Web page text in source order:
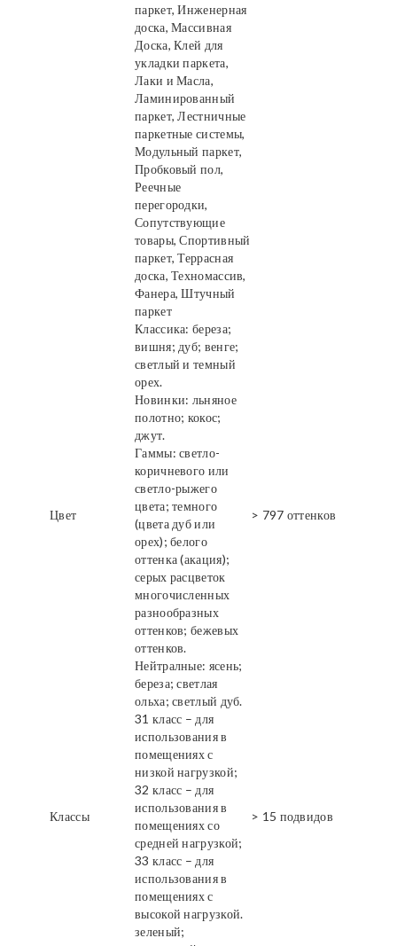
паркет, Инженерная
доска, Массивная
Доска, Клей для
укладки паркета,
Лаки и Масла,
Ламинированный
паркет, Лестничные
паркетные системы,
Модульный паркет,
Пробковый пол,
Реечные
перегородки,
Сопутствующие
товары, Спортивный
паркет, Террасная
доска, Техномассив,
Фанера, Штучный
паркет
Цвет
Классика: береза;
вишня; дуб; венге;
светлый и темный
орех.
Новинки: льняное
полотно; кокос;
джут.
Гаммы: светло-
коричневого или
светло-рыжего
цвета; темного
(цвета дуб или
орех); белого
оттенка (акация);
серых расцветок
многочисленных
разнообразных
оттенков; бежевых
оттенков.
Нейтралные: ясень;
береза; светлая
ольха; светлый дуб.
> 797 оттенков
Классы
31 класс – для
использования в
помещениях с
низкой нагрузкой;
32 класс – для
использования в
помещениях со
средней нагрузкой;
33 класс – для
использования в
помещениях с
высокой нагрузкой.
> 15 подвидов
зеленый;